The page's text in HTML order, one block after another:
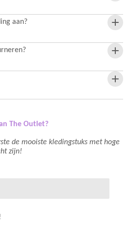
aan?
The Outlet?
de mooiste kledingstuks met hoge
zijn!